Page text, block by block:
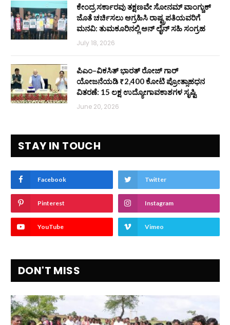
ಕೇಂದ್ರ ಸರ್ಕಾರವು ತಕ್ಷಣವೇ ಸೋನಮ್ ವಾಂಗ್ಚುಕ್
ಜೊತೆ ಚರ್ಚಿಸಲು ಆಗ್ರಹಿಸಿ ರಾಷ್ಟ್ರಪತಿಯವರಿಗೆ
ಮನವಿ: ತುಮಕೂರಿನಲ್ಲಿ ಆನ್‌ ಲೈನ್ ಸಹಿ ಸಂಗ್ರಹ
July 18, 2026
ಪಿಎಂ–ವಿಕಸಿತ್ ಭಾರತ್ ರೋಜ್‌ ಗಾರ್
ಯೋಜನೆಯಡಿ ₹2,400 ಕೋಟಿ ಪ್ರೋತ್ಸಾಹಧನ
ವಿತರಣೆ: 15 ಲಕ್ಷ ಉದ್ಯೋಗಾವಕಾಶಗಳ ಸೃಷ್ಟಿ
June 20, 2026
STAY IN TOUCH
Facebook Twitter
Pinterest Instagram
YouTube Vimeo
DON'T MISS